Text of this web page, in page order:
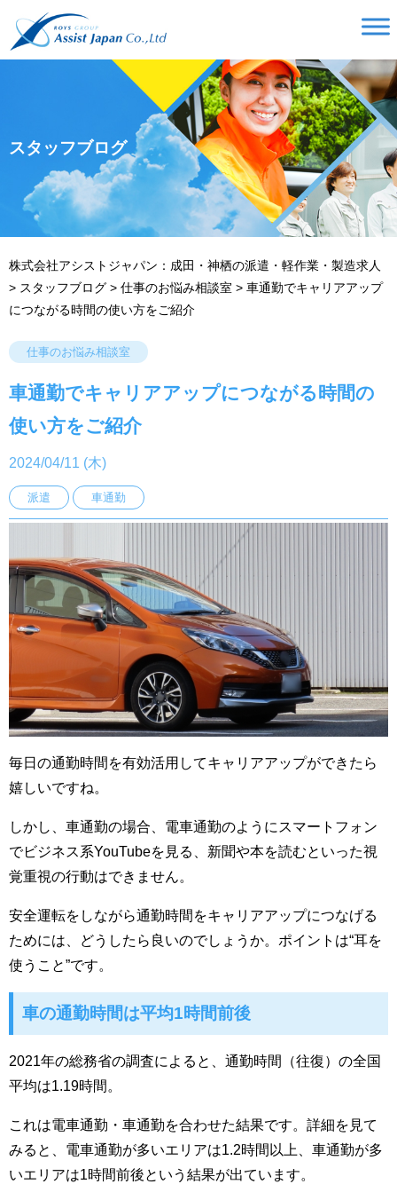
スタッフブログ
株式会社アシストジャパン：成田・神栖の派遣・軽作業・製造求人
> スタッフブログ > 仕事のお悩み相談室 > 車通勤でキャリアアップ
につながる時間の使い方をご紹介
仕事のお悩み相談室
車通勤でキャリアアップにつながる時間の
使い方をご紹介
2024/04/11 (木)
派遣 車通勤
毎日の通勤時間を有効活用してキャリアアップができたら
嬉しいですね。
しかし、車通勤の場合、電車通勤のようにスマートフォン
でビジネス系YouTubeを見る、新聞や本を読むといった視
覚重視の行動はできません。
安全運転をしながら通勤時間をキャリアアップにつなげる
ためには、どうしたら良いのでしょうか。ポイントは“耳を
使うこと”です。
車の通勤時間は平均1時間前後
2021年の総務省の調査によると、通勤時間（往復）の全国
平均は1.19時間。
これは電車通勤・車通勤を合わせた結果です。詳細を見て
みると、電車通勤が多いエリアは1.2時間以上、車通勤が多
いエリアは1時間前後という結果が出ています。